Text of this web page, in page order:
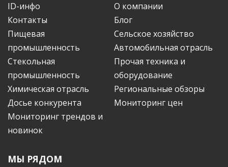
ID-инфо
О компании
Контакты
Блог
Пищевая
промышленность
Сельское хозяйство
Автомобильная отрасль
Стекольная
промышленность
Прочая техника и
оборудование
Химическая отрасль
Региональные обзоры
Досье конкурента
Мониторинг цен
Мониторинг трендов и
новинок
МЫ РЯДОМ